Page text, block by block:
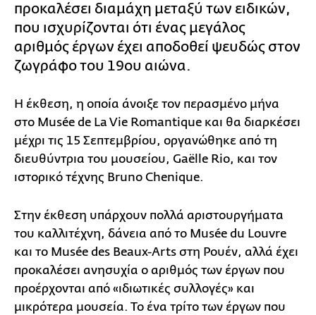
προκαλέσει διαμάχη μεταξύ των ειδικών,
που ισχυρίζονται ότι ένας μεγάλος
αριθμός έργων έχει αποδοθεί ψευδώς στον
ζωγράφο του 19ου αιώνα.
Η έκθεση, η οποία άνοιξε τον περασμένο μήνα
στο Musée de La Vie Romantique και θα διαρκέσει
μέχρι τις 15 Σεπτεμβρίου, οργανώθηκε από τη
διευθύντρια του μουσείου, Gaëlle Rio, και τον
ιστορικό τέχνης Bruno Chenique.
Στην έκθεση υπάρχουν πολλά αριστουργήματα
του καλλιτέχνη, δάνεια από το Musée du Louvre
και το Musée des Beaux-Arts στη Ρουέν, αλλά έχει
προκαλέσει ανησυχία ο αριθμός των έργων που
προέρχονται από «ιδιωτικές συλλογές» και
μικρότερα μουσεία. Το ένα τρίτο των έργων που